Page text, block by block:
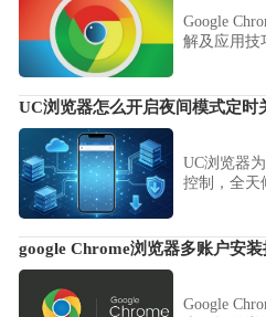
Google
解及应用技
UC浏览器怎么开启夜间模式定时
UC浏览器
控制，全天
屏幕蓝光刺
google Chrome浏览器多账户安
Google